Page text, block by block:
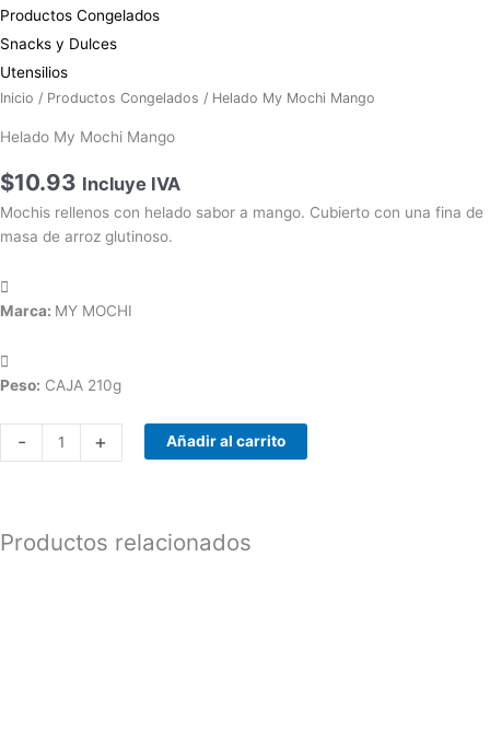
Productos Congelados
Snacks y Dulces
Utensilios
Inicio / Productos Congelados / Helado My Mochi Mango
Helado My Mochi Mango
$10.93 Incluye IVA
Mochis rellenos con helado sabor a mango. Cubierto con una fina de
masa de arroz glutinoso.
Marca: MY MOCHI
Peso: CAJA 210g
-
My
cantidad
+ Añadir al carrito
Productos relacionados